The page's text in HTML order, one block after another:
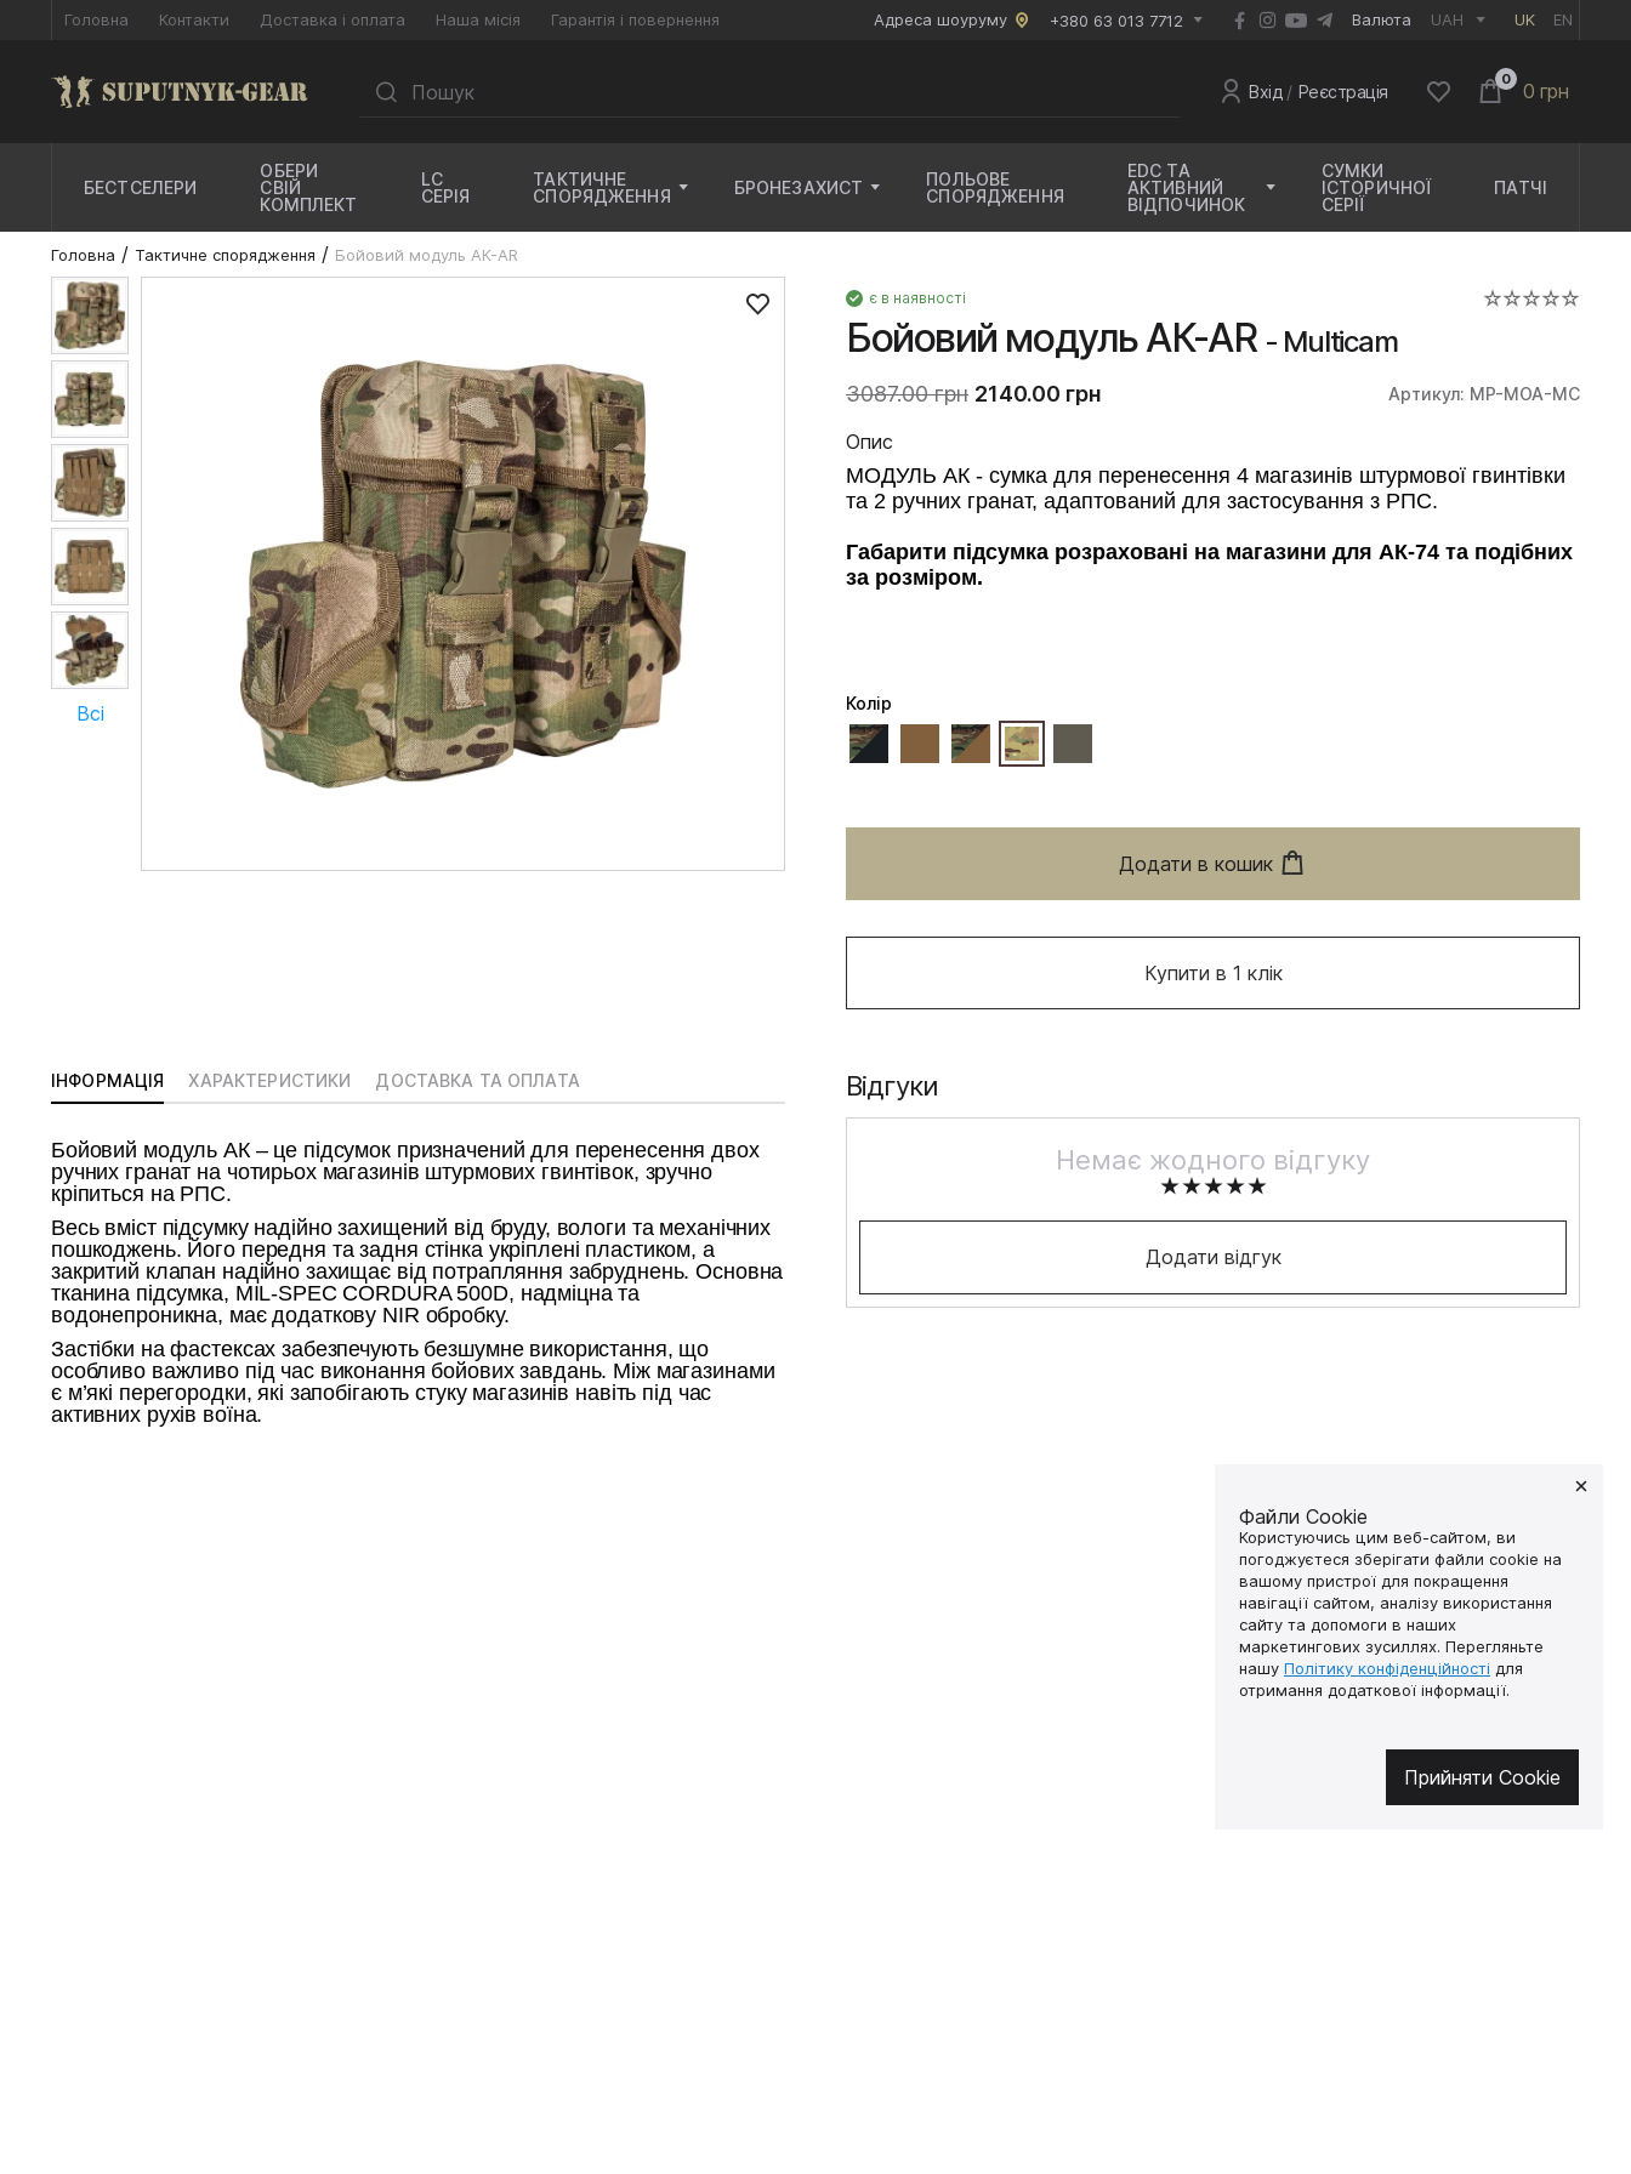
Головна Контакти Доставка і оплата Наша місія Гарантія і повернення Адреса шоуруму +380 63 013 7712 Валюта UAH
EUR UK EN
Вхід / Реєстрація
0
0 грн
БЕСТСЕЛЕРИ
ОБЕРИ
СВІЙ
КОМПЛЕКТ
LC
СЕРІЯ
ТАКТИЧНЕ
СПОРЯДЖЕННЯ
БРОНЕЗАХИСТ
ПОЛЬОВЕ
СПОРЯДЖЕННЯ
EDC ТА
АКТИВНИЙ
ВІДПОЧИНОК
СУМКИ
ІСТОРИЧНОЇ
СЕРІЇ
ПАТЧІ
Головна Тактичне спорядження Бойовий модуль АК-AR
Всі
є в наявності
Бойовий модуль АК-AR - Multicam
3087.00 грн 2140.00 грн Артикул: MP-MOA-MC
Опис
МОДУЛЬ АК - сумка для перенесення 4 магазинів штурмової гвинтівки
та 2 ручних гранат, адаптований для застосування з РПС.
Габарити підсумка розраховані на магазини для АК-74 та подібних
за розміром.
Колiр
Додати в кошик
Купити в 1 клік
ІНФОРМАЦІЯ ХАРАКТЕРИСТИКИ ДОСТАВКА ТА ОПЛАТА
Бойовий модуль АК – це підсумок призначений для перенесення двох
ручних гранат на чотирьох магазинів штурмових гвинтівок, зручно
кріпиться на РПС.
Весь вміст підсумку надійно захищений від бруду, вологи та механічних
пошкоджень. Його передня та задня стінка укріплені пластиком, а
закритий клапан надійно захищає від потрапляння забруднень. Основна
тканина підсумка, MIL-SPEC CORDURA 500D, надміцна та
водонепроникна, має додаткову NIR обробку.
Застібки на фастексах забезпечують безшумне використання, що
особливо важливо під час виконання бойових завдань. Між магазинами
є м’які перегородки, які запобігають стуку магазинів навіть під час
активних рухів воїна.
Відгуки
Немає жодного відгуку
Додати відгук
Файли Cookie
Користуючись цим веб-сайтом, ви
погоджуєтеся зберігати файли cookie на
вашому пристрої для покращення
навігації сайтом, аналізу використання
сайту та допомоги в наших
маркетингових зусиллях. Перегляньте
нашу Політику конфіденційності для
отримання додаткової інформації.
Прийняти Cookie